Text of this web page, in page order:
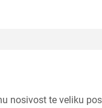
nosivost te veliku